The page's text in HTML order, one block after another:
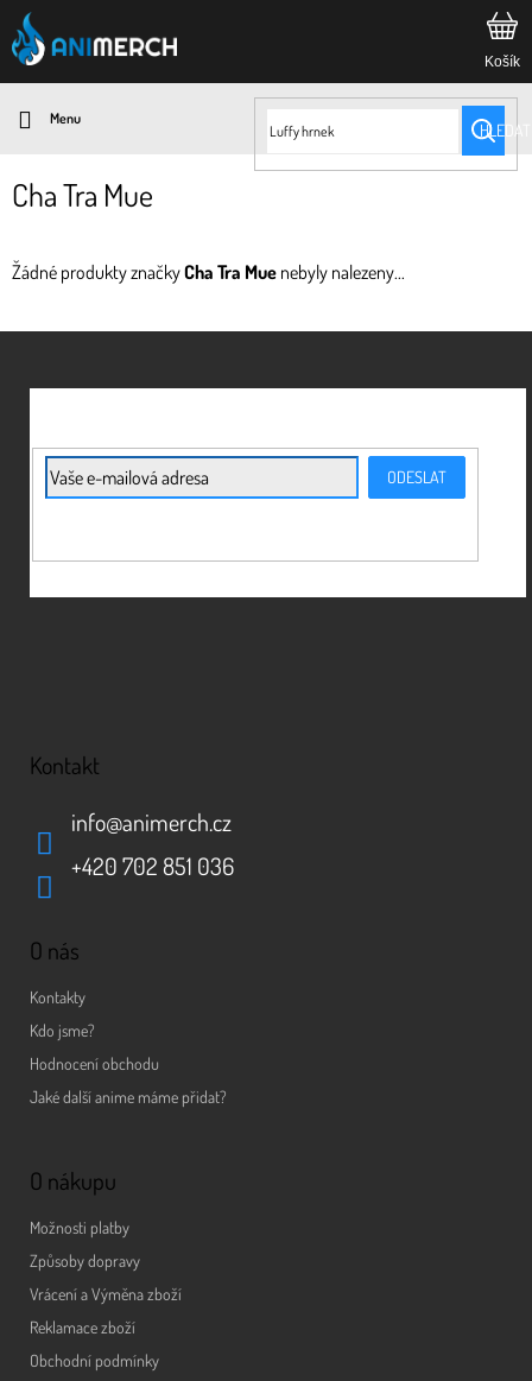
Přejít
na
obsah
HLEDAT
Cha Tra Mue
Žádné produkty značkyCha Tra Mue nebyly nalezeny...
E-mail ODESLAT
Kontakt
info@animerch.cz
+420 702 851 036
O nás
Kontakty
Kdo jsme?
Hodnocení obchodu
Jaké další anime máme přidat?
O nákupu
Možnosti platby
Způsoby dopravy
Vrácení a Výměna zboží
Reklamace zboží
Obchodní podmínky